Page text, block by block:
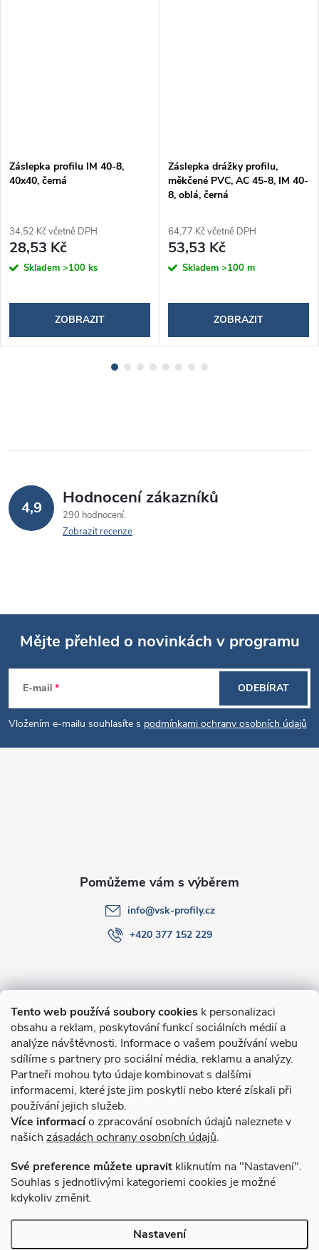
Tento web používá soubory cookies k personalizaci
obsahu a reklam, poskytování funkcí sociálních médií a
analýze návštěvnosti. Informace o vašem používání webu
sdílíme s partnery pro sociální média, reklamu a analýzy.
Partneři mohou tyto údaje kombinovat s dalšími
informacemi, které jste jim poskytli nebo které získali při
používání jejich služeb.
Více informacío zpracování osobních údajů naleznete v
našich zásadách ochrany osobních údajů.
Své preference můžete upravit kliknutím na "Nastavení".
Souhlas s jednotlivými kategoriemi cookies je možné
kdykoliv změnit.
Nastavení
Záslepka profilu IM 40-8,
40x40, černá
34,52 Kč včetně DPH
28,53 Kč
Skladem >100 ks
ZOBRAZIT
Záslepka drážky profilu,
měkčené PVC, AC 45-8, IM 40-
8, oblá, černá
64,77 Kč včetně DPH
53,53 Kč
Skladem >100 m
ZOBRAZIT
4,9 Hodnocení zákazníků
290 hodnocení
Zobrazit recenze
Z
á
p
Mějte přehled o novinkách v programu
E-mail
Vložením e-mailu souhlasíte s podmínkami ochrany osobních údajů
ODEBÍRAT
O nákupu
Novinky v programu Alusic
Archiv
info@vsk-profily.cz
+420 377 152 229
Způsoby dopravy